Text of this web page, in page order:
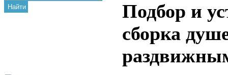
Найти
Подбор и
сборка